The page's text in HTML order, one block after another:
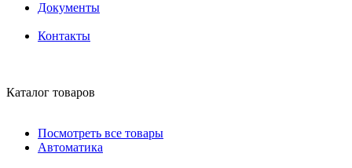
Документы
Контакты
Каталог товаров
Посмотреть все товары
Автоматика